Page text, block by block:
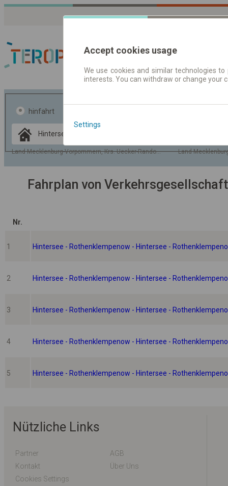
Fahrplandaten |
hinfahrt
Land Mecklenburg-Vorpommern, Krs. Uecker-Randow, Gem. Hintersee
Land
Data CC-BY-SA
OpenStreetMap
GeoLite data by
Fahrplan von
Nr.
1 Hintersee - Rothenklempenow - Hintersee -
2 Hintersee - Rothenklempenow - Hintersee -
3 Hintersee - Rothenklempenow - Hintersee -
4 Hintersee - Rothenklempenow - Hintersee -
5 Hintersee - Rothenklempenow - Hintersee -
Nützliche Links
Partner
AGB
Kontakt
Über Uns
Cookies Settings
Accept cookies usage
We use cookies and similar technologies
interests. You can withdraw or change
Settings